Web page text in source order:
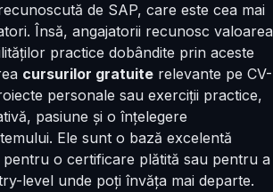
de SAP, care este cea mai
Însă, angajatorii recunosc valoarea
practice dobândite prin aceste
cursurilor gratuite relevante pe CV-
personale sau exerciții practice,
pasiune și o înțelegere
Ele sunt o bază excelentă
o certificare plătită sau pentru a
level unde poți învăța mai departe.